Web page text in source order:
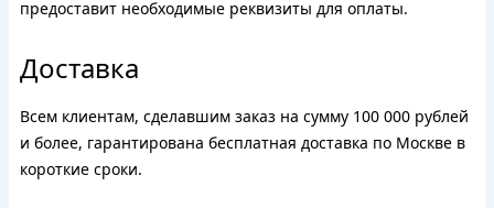
предоставит необходимые реквизиты для оплаты.
Доставка
Всем клиентам, сделавшим заказ на сумму 100 000 рублей
и более, гарантирована бесплатная доставка по Москве в
короткие сроки.